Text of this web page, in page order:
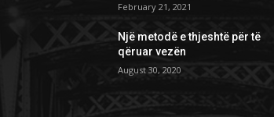
February 21, 2021
Një metodë e thjeshtë për të
qëruar vezën
August 30, 2020